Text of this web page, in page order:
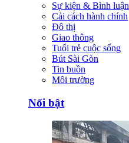
Sự kiện & Bình luận
Cải cách hành chính
Đô thị
Giao thông
Tuổi trẻ cuộc sống
Bút Sài Gòn
Tin buồn
Môi trường
Nổi bật